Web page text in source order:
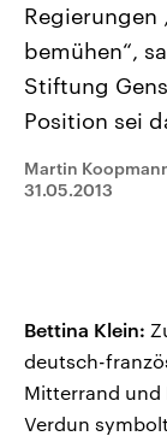
Alle
Sachsen-Anhalt
September 2026
Landtag. Seit
Bundesland von
CDU, SPD und
Umfragen,
und
und Kandidaten
Sendungen
Regierungen
bemühen“,
Stiftung
Position sei
Martin
31.05.2013
Bettina Klein:
deutsch-
Mitterrand und
Verdun